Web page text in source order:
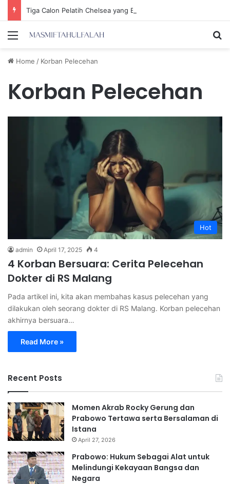
Menu
Home / Korban Pelecehan
Korban Pelecehan
Hot
admin April 17, 2025 4
4 Korban Bersuara: Cerita Pelecehan
Dokter di RS Malang
Pada artikel ini, kita akan membahas kasus pelecehan yang
dilakukan oleh seorang dokter di RS Malang. Korban pelecehan
akhirnya bersuara…
Read More »
Recent Posts
Momen Akrab Rocky Gerung dan
Prabowo Tertawa serta Bersalaman di
Istana
April 27, 2026
Prabowo: Hukum Sebagai Alat untuk
Melindungi Kekayaan Bangsa dan
Negara